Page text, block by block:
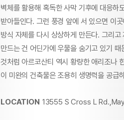
벽체를 활용해 혹독한 사막 기후에 대응하
받아들인다. 그런 풍경 앞에 서 있으면 이
방식 자체를 다시 상상하게 만든다. 그리
만드는 건 어딘가에 우물을 숨기고 있기
것처럼 아르코산티 역시 황량한 애리조나
이 미완의 건축물은 조용히 생명력을 공급
LOCATION 13555 S Cross L